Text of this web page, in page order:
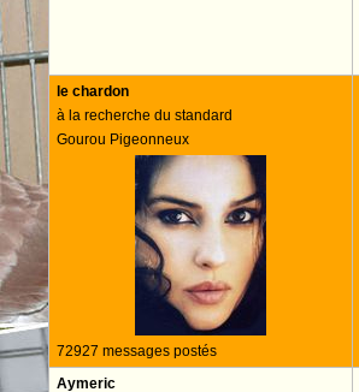
le chardon
à la recherche du standard
Gourou Pigeonneux
72927 messages postés
Aymeric